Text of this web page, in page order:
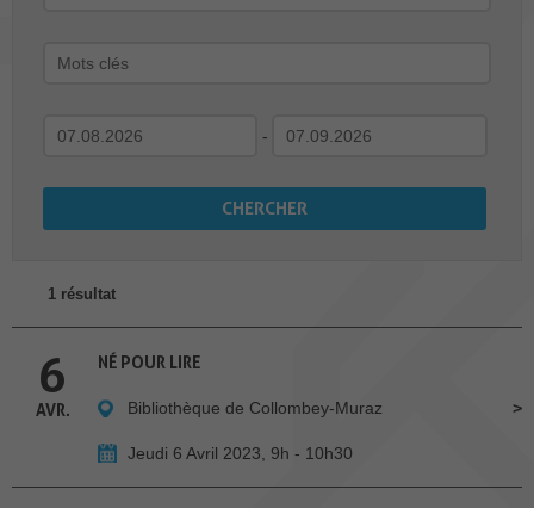
-
1 résultat
6
AVR.
NÉ POUR LIRE
Bibliothèque de Collombey-Muraz
Jeudi 6 Avril 2023, 9h - 10h30